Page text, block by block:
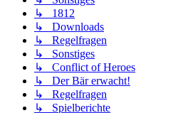
↳ 1812
↳ Downloads
↳ Regelfragen
↳ Sonstiges
↳ Conflict of Heroes
↳ Der Bär erwacht!
↳ Regelfragen
↳ Spielberichte